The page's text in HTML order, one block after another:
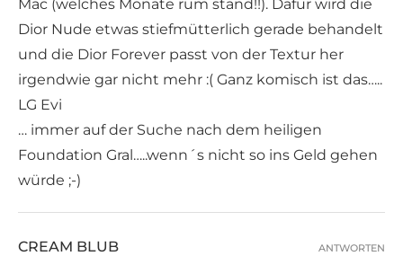
Mac (welches Monate rum stand!!). Dafür wird die
Dior Nude etwas stiefmütterlich gerade behandelt
und die Dior Forever passt von der Textur her
irgendwie gar nicht mehr :( Ganz komisch ist das…..
LG Evi
… immer auf der Suche nach dem heiligen
Foundation Gral…..wenn´s nicht so ins Geld gehen
würde ;-)
CREAM BLUB ANTWORTEN